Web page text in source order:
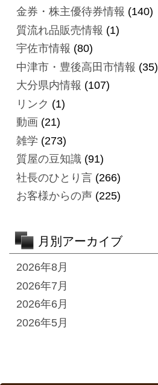
金券・株主優待券情報 (140)
質流れ品販売情報 (1)
宇佐市情報 (80)
中津市・豊後高田市情報 (35)
大分県内情報 (107)
リンク (1)
動画 (21)
雑学 (273)
質屋の豆知識(91)
社長のひとり言(266)
お客様からの声(225)
月別アーカイブ
2026年8月
2026年7月
2026年6月
2026年5月